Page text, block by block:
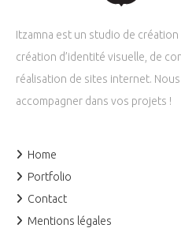
Itzamna est un studio de
création d’identité visuelle, de
réalisation de sites internet.
accompagner dans vos projets !
Home
Portfolio
Contact
Mentions légales